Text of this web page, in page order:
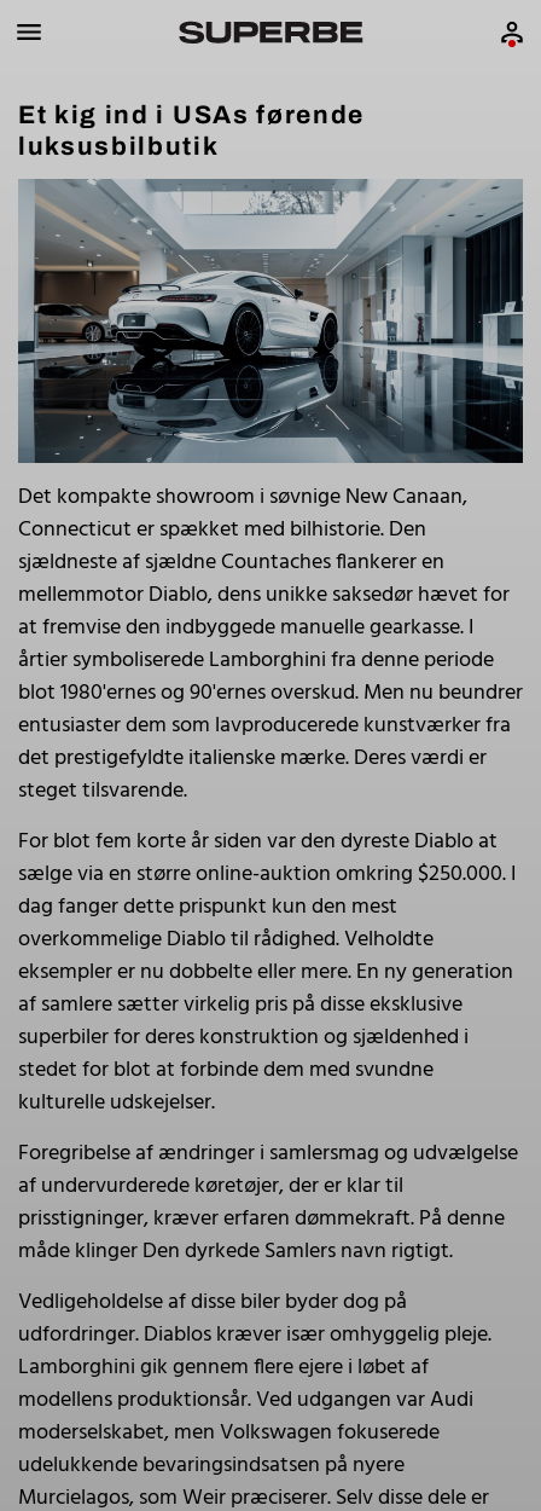
Et kig ind i USAs førende
luksusbilbutik
Det kompakte showroom i søvnige New Canaan,
Connecticut er spækket med bilhistorie. Den
sjældneste af sjældne Countaches flankerer en
mellemmotor Diablo, dens unikke saksedør hævet for
at fremvise den indbyggede manuelle gearkasse. I
årtier symboliserede Lamborghini fra denne periode
blot 1980'ernes og 90'ernes overskud. Men nu beundrer
entusiaster dem som lavproducerede kunstværker fra
det prestigefyldte italienske mærke. Deres værdi er
steget tilsvarende.
For blot fem korte år siden var den dyreste Diablo at
sælge via en større online-auktion omkring $250.000. I
dag fanger dette prispunkt kun den mest
overkommelige Diablo til rådighed. Velholdte
eksempler er nu dobbelte eller mere. En ny generation
af samlere sætter virkelig pris på disse eksklusive
superbiler for deres konstruktion og sjældenhed i
stedet for blot at forbinde dem med svundne
kulturelle udskejelser.
Foregribelse af ændringer i samlersmag og udvælgelse
af undervurderede køretøjer, der er klar til
prisstigninger, kræver erfaren dømmekraft. På denne
måde klinger Den dyrkede Samlers navn rigtigt.
Vedligeholdelse af disse biler byder dog på
udfordringer. Diablos kræver især omhyggelig pleje.
Lamborghini gik gennem flere ejere i løbet af
modellens produktionsår. Ved udgangen var Audi
moderselskabet, men Volkswagen fokuserede
udelukkende bevaringsindsatsen på nyere
Murcielagos, som Weir præciserer. Selv disse dele er